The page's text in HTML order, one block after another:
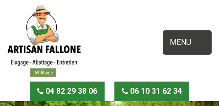
MENU
04 82 29 38 06 06 10 31 62 34